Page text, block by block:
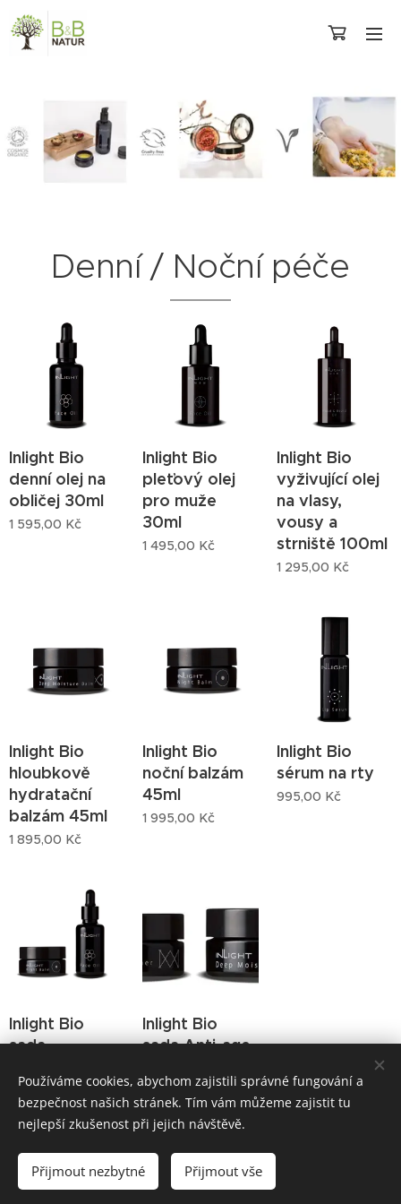
Denní / Noční péče
Inlight Bio
denní olej na
obličej 30ml
1 595,00 Kč
Inlight Bio
pleťový olej
pro muže
30ml
1 495,00 Kč
Inlight Bio
vyživující olej
na vlasy,
vousy a
strniště 100ml
1 295,00 Kč
Inlight Bio
hloubkově
hydratační
balzám 45ml
1 895,00 Kč
Inlight Bio
noční balzám
45ml
1 995,00 Kč
Inlight Bio
sérum na rty
995,00 Kč
Inlight Bio
sada
3 195,00Kč
Inlight Bio
sada Anti-age
Obchodní podmínky
Podmínky ochrany osobních údajů
Používáme cookies, abychom zajistili správné fungování a
bezpečnost našich stránek. Tím vám můžeme zajistit tu
nejlepší zkušenost při jejich návštěvě.
Přijmout nezbytné Přijmout vše